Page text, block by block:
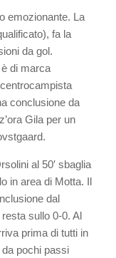
emozionante. La
fa la
da gol.
di marca
conclusione da
Gila per un
al 50′ sbaglia
in area di Motta. Il
dal
sullo 0-0. Al
prima di tutti in
pochi passi